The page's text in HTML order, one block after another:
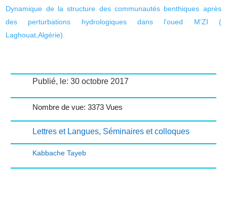
Dynamique de la structure des communautés benthiques après
des perturbations hydrologiques dans l’oued M’ZI (
Laghouat,Algérie).
Publié, le: 30 octobre 2017
Nombre de vue: 3373 Vues
Lettres et Langues, Séminaires et colloques
Kabbache Tayeb